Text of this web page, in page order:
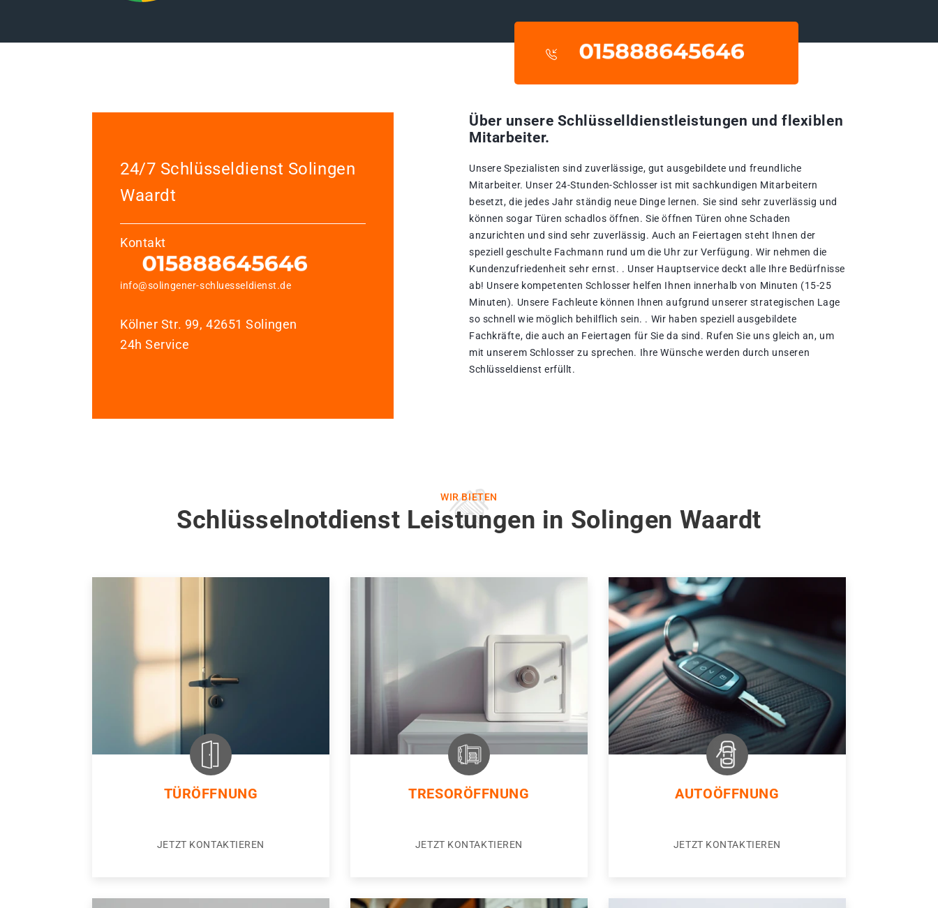
24/7 Schlüsseldienst Solingen
Waardt
Kontakt
info@solingener-schluesseldienst.de
Kölner Str. 99, 42651 Solingen
24h Service
Über unsere Schlüsselldienstleistungen und flexiblen
Mitarbeiter.
Unsere Spezialisten sind zuverlässige, gut ausgebildete und freundliche
Mitarbeiter. Unser 24-Stunden-Schlosser ist mit sachkundigen Mitarbeitern
besetzt, die jedes Jahr ständig neue Dinge lernen. Sie sind sehr zuverlässig und
können sogar Türen schadlos öffnen. Sie öffnen Türen ohne Schaden
anzurichten und sind sehr zuverlässig. Auch an Feiertagen steht Ihnen der
speziell geschulte Fachmann rund um die Uhr zur Verfügung. Wir nehmen die
Kundenzufriedenheit sehr ernst. . Unser Hauptservice deckt alle Ihre Bedürfnisse
ab! Unsere kompetenten Schlosser helfen Ihnen innerhalb von Minuten (15-25
Minuten). Unsere Fachleute können Ihnen aufgrund unserer strategischen Lage
so schnell wie möglich behilflich sein. . Wir haben speziell ausgebildete
Fachkräfte, die auch an Feiertagen für Sie da sind. Rufen Sie uns gleich an, um
mit unserem Schlosser zu sprechen. Ihre Wünsche werden durch unseren
Schlüsseldienst erfüllt.
WIR BIETEN
Schlüsselnotdienst Leistungen in Solingen Waardt
TÜRÖFFNUNG
JETZT KONTAKTIEREN
TRESORÖFFNUNG
JETZT KONTAKTIEREN
AUTOÖFFNUNG
JETZT KONTAKTIEREN